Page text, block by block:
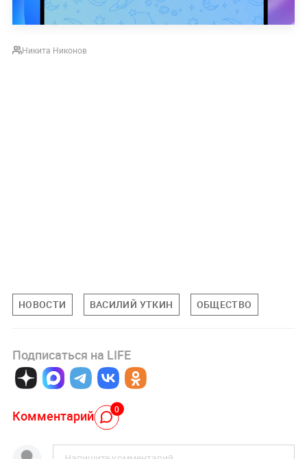
Никита Никонов
НОВОСТИ ВАСИЛИЙ УТКИН ОБЩЕСТВО
Подписаться на LIFE
Комментарий 0